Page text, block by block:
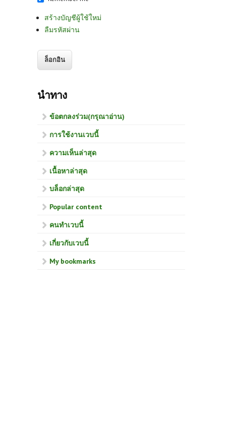
สร้างบัญชีผู้ใช้ใหม่
ลืมรหัสผ่าน
นำทาง
ข้อตกลงร่วม(กรุณาอ่าน)
การใช้งานเวบนี้
ความเห็นล่าสุด
เนื้อหาล่าสุด
บล็อกล่าสุด
Popular content
คนทำเวบนี้
เกี่ยวกับเวบนี้
My bookmarks